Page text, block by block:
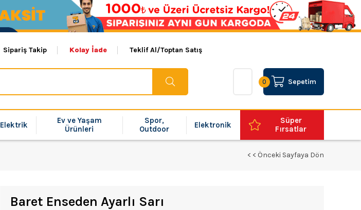
Sipariş Takip Kolay İade Teklif Al/Toptan Satış
Sepetim
0
Elektrik
Ev ve Yaşam
Ürünleri
Spor,
Outdoor
Elektronik
Süper
Fırsatlar
< < Önceki Sayfaya Dön
Baret Enseden Ayarlı Sarı